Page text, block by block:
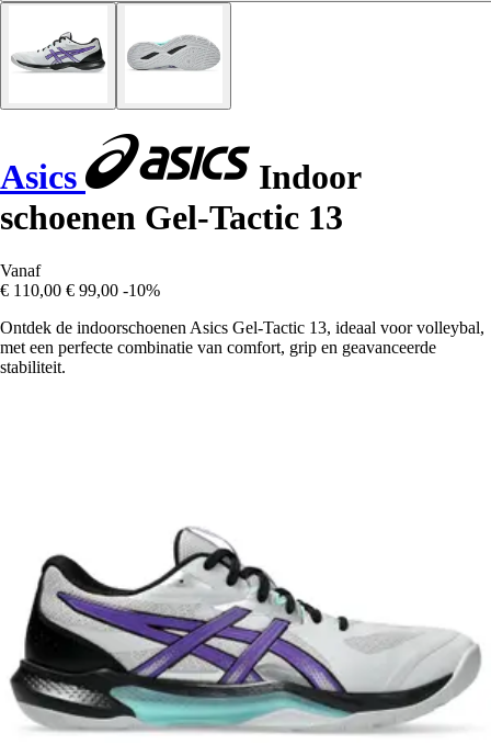
Asics
Indoor
schoenen Gel-Tactic 13
Vanaf
€ 110,00 € 99,00 -10%
Ontdek de indoorschoenen Asics Gel-Tactic 13, ideaal voor volleybal,
met een perfecte combinatie van comfort, grip en geavanceerde
stabiliteit.